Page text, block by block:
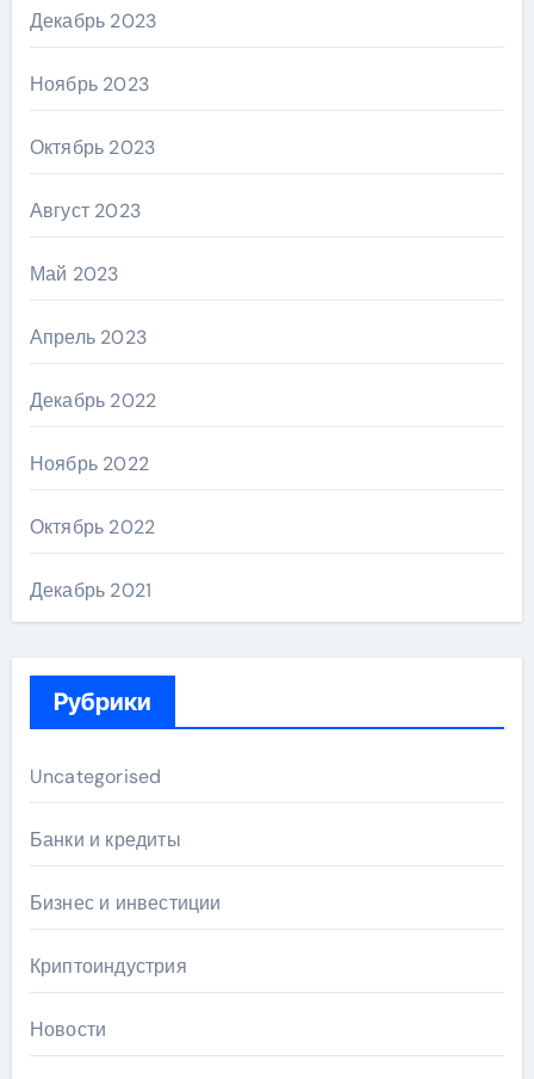
Декабрь 2023
Ноябрь 2023
Октябрь 2023
Август 2023
Май 2023
Апрель 2023
Декабрь 2022
Ноябрь 2022
Октябрь 2022
Декабрь 2021
Рубрики
Uncategorised
Банки и кредиты
Бизнес и инвестиции
Криптоиндустрия
Новости